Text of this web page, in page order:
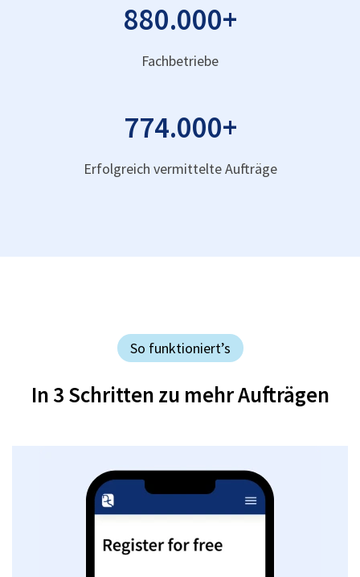
880.000+
Fachbetriebe
774.000+
Erfolgreich vermittelte Aufträge
So funktioniert’s
In 3 Schritten zu mehr Aufträgen